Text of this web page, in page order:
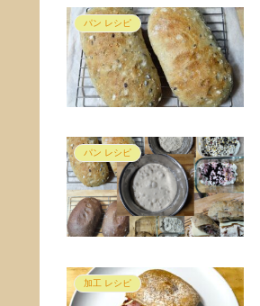
パン レシピ
パン レシピ
加工 レシピ